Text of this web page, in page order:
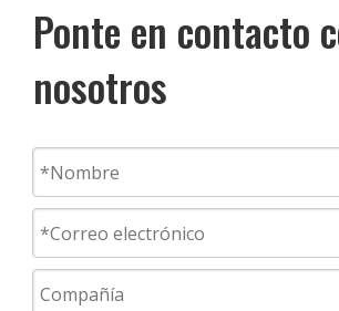
Ponte en contacto
nosotros